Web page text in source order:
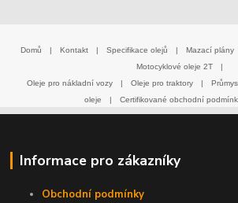
Domů | Kontakt | Specifikace olejů | Mazací plány
Motocyklové oleje 2T
|
Oleje pro nákladní vozy
| Oleje pro traktory |
oleje
| Certifikované obchodní
Informace pro zákazníky
Obchodní podmínky